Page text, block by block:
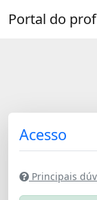
Portal do
Acesso
Principais